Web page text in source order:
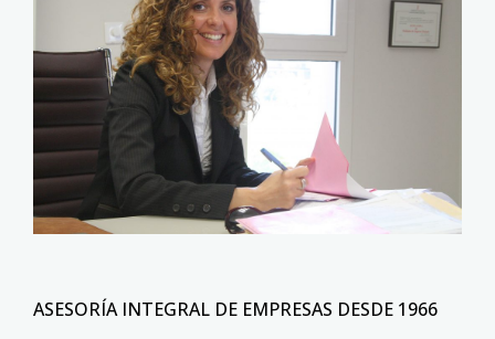
ASESORÍA INTEGRAL DE EMPRESAS DESDE 1966